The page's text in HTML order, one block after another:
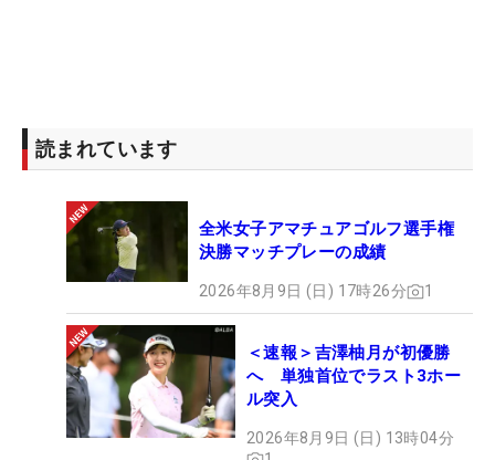
読まれています
全米女子アマチュアゴルフ選手権
決勝マッチプレーの成績
2026年8月9日 (日) 17時26分 1
＜速報＞吉澤柚月が初優勝
へ 単独首位でラスト3ホー
ル突入
2026年8月9日 (日) 13時04分